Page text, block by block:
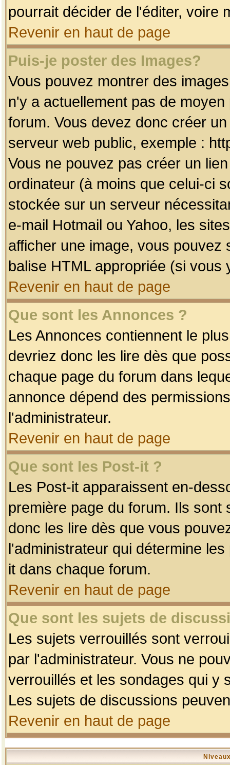
pourrait décider de l'éditer, voire
Revenir en haut de page
Puis-je poster des Images?
Vous pouvez montrer des
n'y a actuellement pas de
forum. Vous devez donc créer
serveur web public, exemple :
Vous ne pouvez pas créer un
ordinateur (à moins que celui-ci
stockée sur un serveur
e-mail Hotmail ou Yahoo, les
afficher une image, vous pouvez
balise HTML appropriée (si vous
Revenir en haut de page
Que sont les Annonces ?
Les Annonces contiennent le
devriez donc les lire dès que
chaque page du forum dans
annonce dépend des
l'administrateur.
Revenir en haut de page
Que sont les Post-it ?
Les Post-it apparaissent en-
première page du forum. Ils
donc les lire dès que vous
l'administrateur qui détermine
it dans chaque forum.
Revenir en haut de page
Que sont les sujets de
Les sujets verrouillés sont
par l'administrateur. Vous ne
verrouillés et les sondages qui y
Les sujets de discussions
Revenir en haut de page